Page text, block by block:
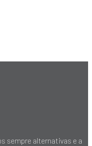
sempre alternativas e a